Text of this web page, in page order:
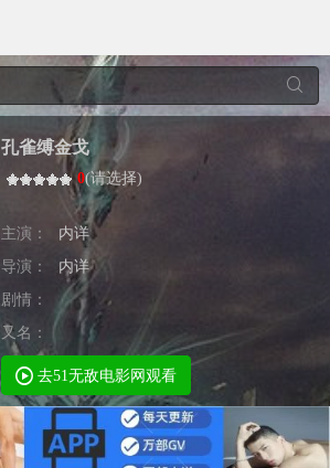
孔雀缚金戈
0(请选择)
主演：
内详
导演：
内详
剧情：
又名：
去51无敌电影网观看